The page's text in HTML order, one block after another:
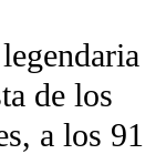
TO RECEIVE
de los
a los 91